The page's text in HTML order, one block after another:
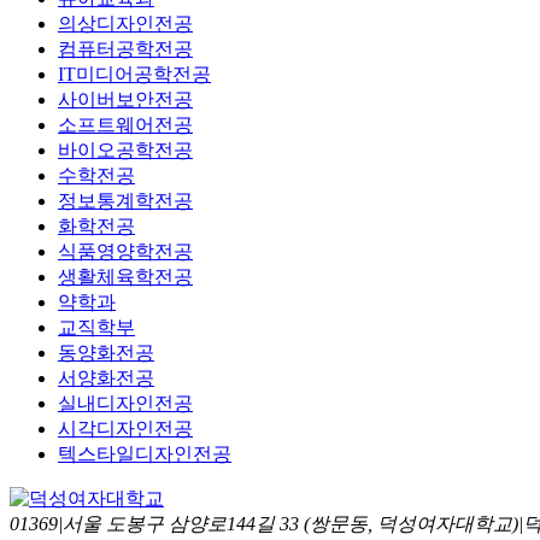
의상디자인전공
컴퓨터공학전공
IT미디어공학전공
사이버보안전공
소프트웨어전공
바이오공학전공
수학전공
정보통계학전공
화학전공
식품영양학전공
생활체육학전공
약학과
교직학부
동양화전공
서양화전공
실내디자인전공
시각디자인전공
텍스타일디자인전공
01369|서울 도봉구 삼양로144길 33 (쌍문동, 덕성여자대학교)|